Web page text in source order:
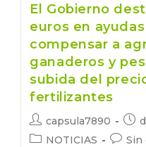
El Gobierno
euros en
compensar a
ganaderos y
subida del
fertilizantes
Autor
de
capsula7890
de
Categoría
NOTICIAS Sin